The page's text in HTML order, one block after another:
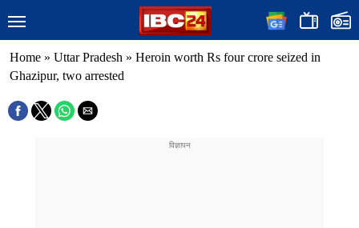
Home » Uttar Pradesh » Heroin worth Rs four crore seized in
Ghazipur, two arrested